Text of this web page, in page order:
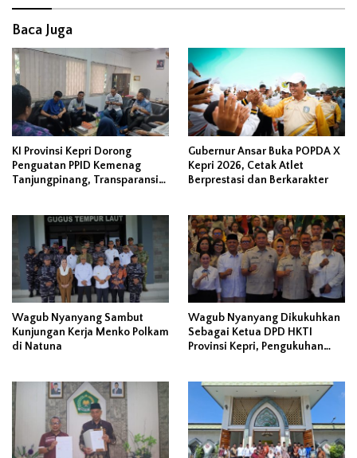
Baca Juga
KI Provinsi Kepri Dorong
Penguatan PPID Kemenag
Tanjungpinang, Transparansi
Gubernur Ansar Buka POPDA X
Kepri 2026, Cetak Atlet
Berprestasi dan Berkarakter
Wagub Nyanyang Sambut
Kunjungan Kerja Menko Polkam
di Natuna
Wagub Nyanyang Dikukuhkan
Sebagai Ketua DPD HKTI
Provinsi Kepri, Pengukuhan
Pangan’